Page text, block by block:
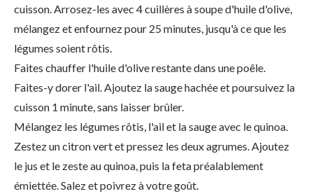
cuisson. Arrosez-les avec 4 cuillères à soupe d'huile d'olive,
mélangez et enfournez pour 25 minutes, jusqu'à ce que les
légumes soient rôtis.
Faites chauffer l'huile d'olive restante dans une poêle.
Faites-y dorer l'ail. Ajoutez la sauge hachée et poursuivez la
cuisson 1 minute, sans laisser brûler.
Mélangez les légumes rôtis, l'ail et la sauge avec le quinoa.
Zestez un citron vert et pressez les deux agrumes. Ajoutez
le jus et le zeste au quinoa, puis la feta préalablement
émiettée. Salez et poivrez à votre goût.